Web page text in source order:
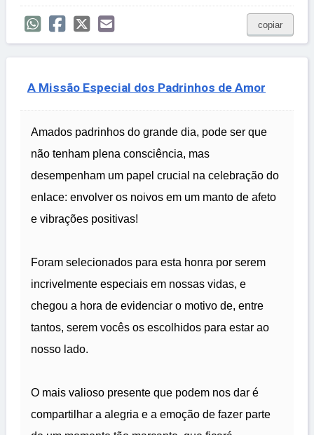
copiar
A Missão Especial dos Padrinhos de Amor
Amados padrinhos do grande dia, pode ser que
não tenham plena consciência, mas
desempenham um papel crucial na celebração do
enlace: envolver os noivos em um manto de afeto
e vibrações positivas!
Foram selecionados para esta honra por serem
incrivelmente especiais em nossas vidas, e
chegou a hora de evidenciar o motivo de, entre
tantos, serem vocês os escolhidos para estar ao
nosso lado.
O mais valioso presente que podem nos dar é
compartilhar a alegria e a emoção de fazer parte